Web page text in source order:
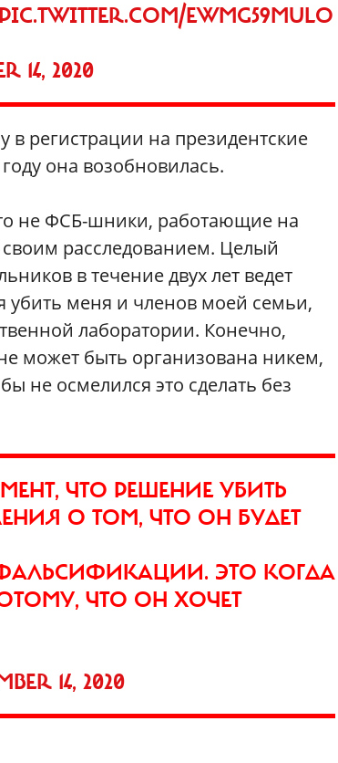
PIC.TWITTER.COM/EWMG59MULO
14, 2020
в регистрации на президентские
она возобновилась.
не ФСБ-шники, работающие на
своим расследованием. Целый
в течение двух лет ведет
убить меня и членов моей семьи,
лаборатории. Конечно,
может быть организована никем,
не осмелился это сделать без
ЧТО РЕШЕНИЕ УБИТЬ
О ТОМ, ЧТО ОН БУДЕТ
ЭТО КОГДА
ЧТО ОН ХОЧЕТ
14, 2020